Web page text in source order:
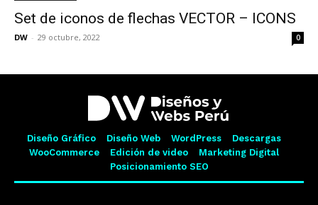
Set de iconos de flechas VECTOR – ICONS
DW - 29 octubre, 2022 0
Diseño Gráfico Diseño Web WordPress
Descargas
WooCommerce
Edición de video
Marketing Digital
Posicionamiento SEO